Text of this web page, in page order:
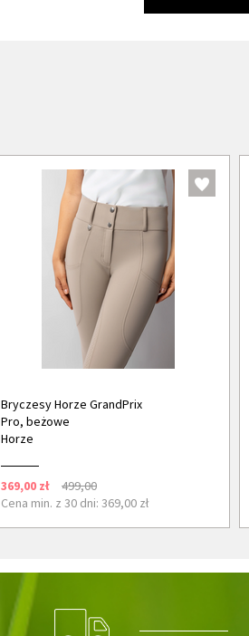
Bryczesy Horze GrandPrix
Pro, beżowe
Horze
369,00 zł
499,00
Cena min. z 30 dni: 369,00 zł